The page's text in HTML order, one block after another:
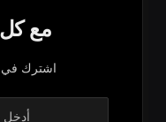
مع كل
اشترك في